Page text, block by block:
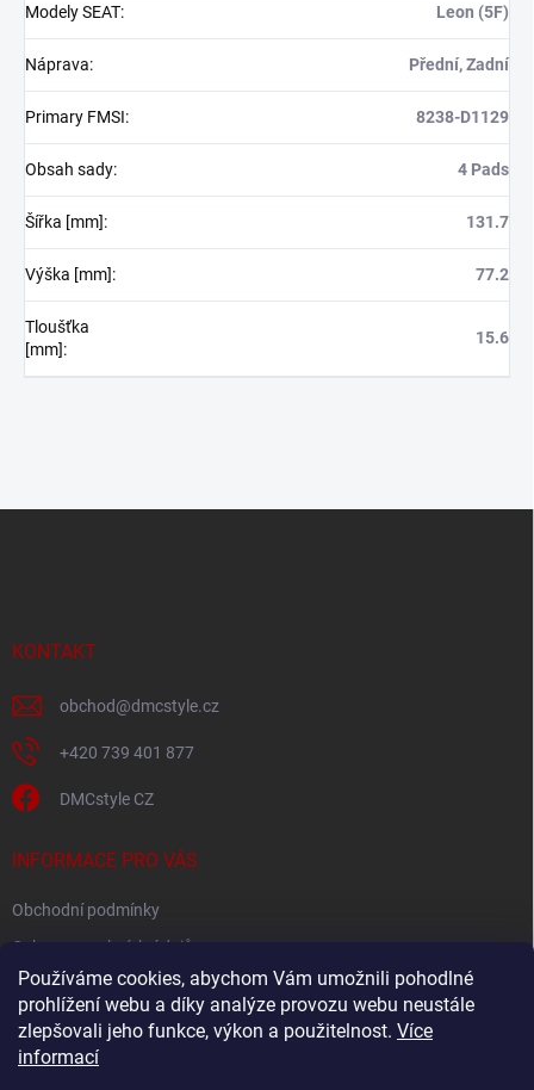
Používáme cookies, abychom Vám umožnili pohodlné
prohlížení webu a díky analýze provozu webu neustále
zlepšovali jeho funkce, výkon a použitelnost. Více
informací
Modely SEAT: Leon (5F)
Náprava: Přední, Zadní
Primary FMSI: 8238-D1129
Obsah sady: 4 Pads
Šířka [mm]: 131.7
Výška [mm]: 77.2
Tloušťka
[mm]:
15.6
KONTAKT
obchod@dmcstyle.cz
+420 739 401 877
DMCstyle CZ
INFORMACE PRO VÁS
Obchodní podmínky
Ochrana osobních údajů
FACEBOOK